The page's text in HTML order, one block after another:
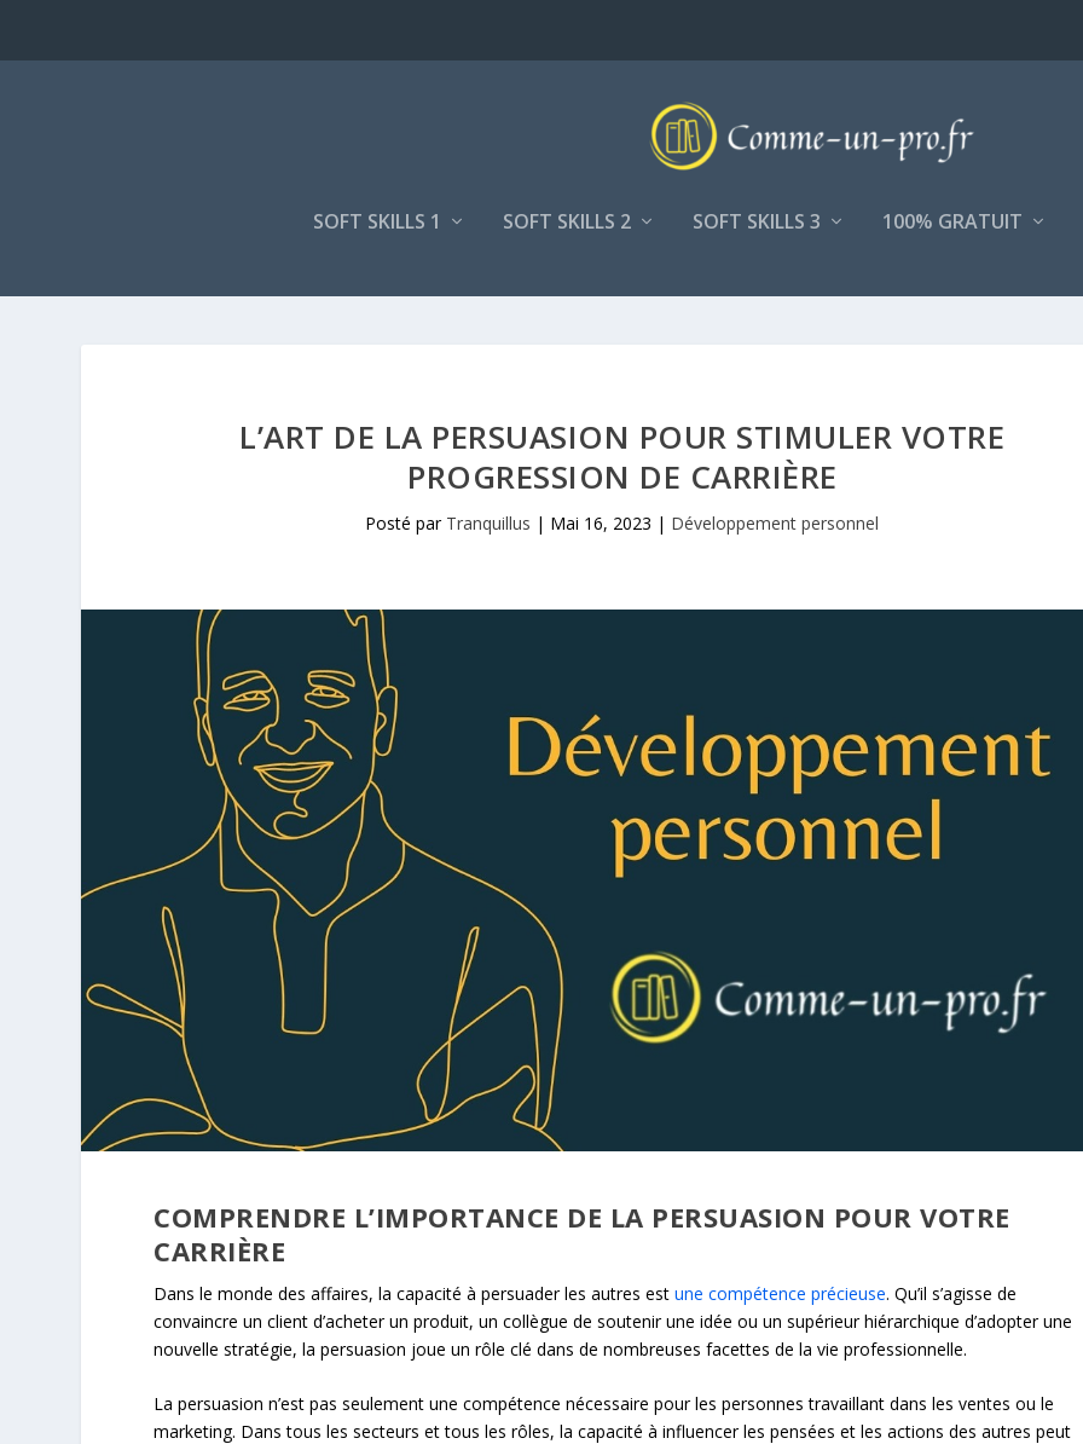
SOFT SKILLS 1 SOFT SKILLS 2 SOFT SKILLS 3 100% GRATUIT
L’ART DE LA PERSUASION POUR STIMULER VOTRE
PROGRESSION DE CARRIÈRE
Posté par Tranquillus | Mai 16, 2023 | Développement personnel
COMPRENDRE L’IMPORTANCE DE LA PERSUASION POUR VOTRE
CARRIÈRE
Dans le monde des affaires, la capacité à persuader les autres estune compétence précieuse. Qu’il s’agisse de
convaincre un client d’acheter un produit, un collègue de soutenir une idée ou un supérieur hiérarchique d’adopter une
nouvelle stratégie, la persuasion joue un rôle clé dans de nombreuses facettes de la vie professionnelle.
La persuasion n’est pas seulement une compétence nécessaire pour les personnes travaillant dans les ventes ou le
marketing. Dans tous les secteurs et tous les rôles, la capacité à influencer les pensées et les actions des autres peut